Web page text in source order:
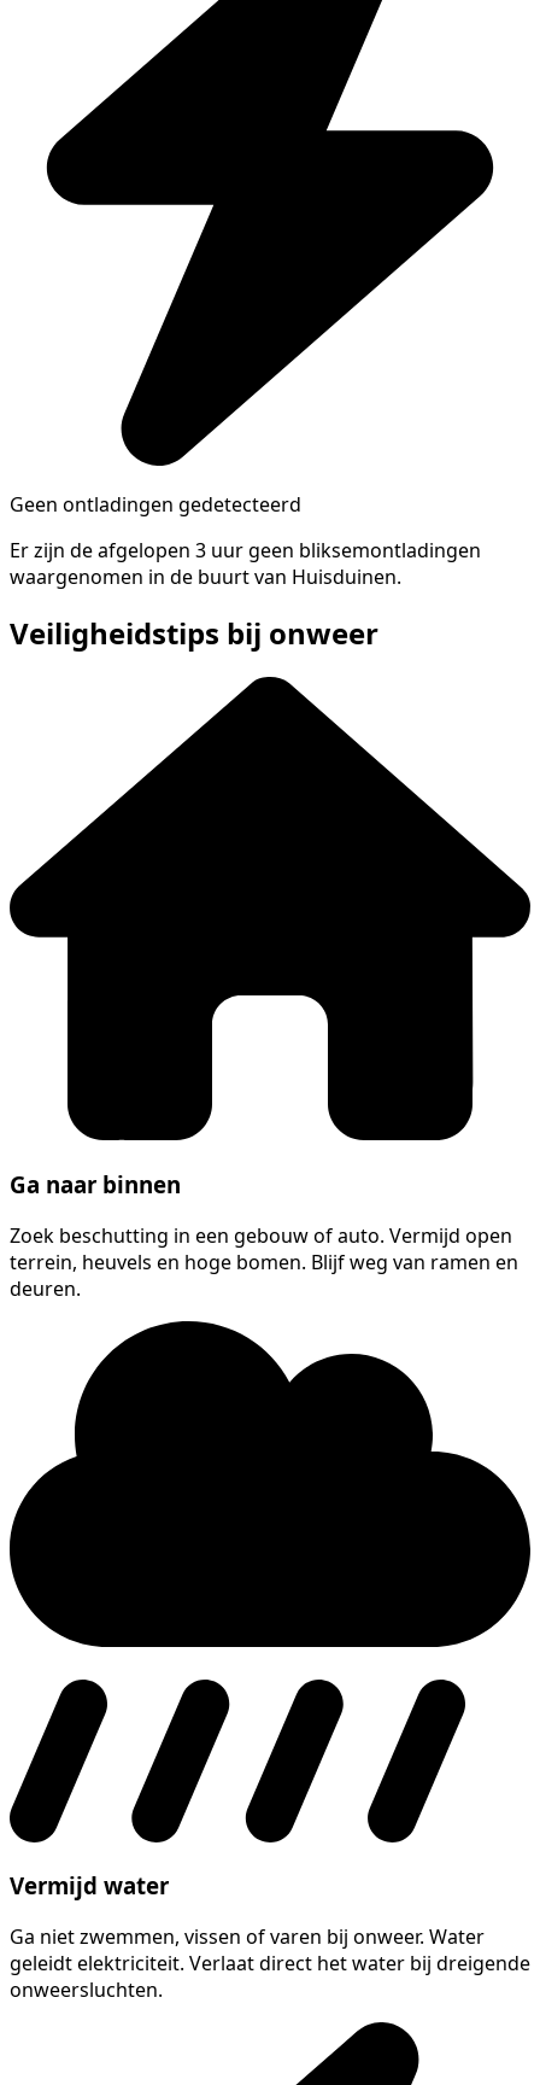
Geen ontladingen gedetecteerd
Er zijn de afgelopen 3 uur geen bliksemontladingen
waargenomen in de buurt van Huisduinen.
Veiligheidstips bij onweer
Ga naar binnen
Zoek beschutting in een gebouw of auto. Vermijd open
terrein, heuvels en hoge bomen. Blijf weg van ramen en
deuren.
Vermijd water
Ga niet zwemmen, vissen of varen bij onweer. Water
geleidt elektriciteit. Verlaat direct het water bij dreigende
onweersluchten.